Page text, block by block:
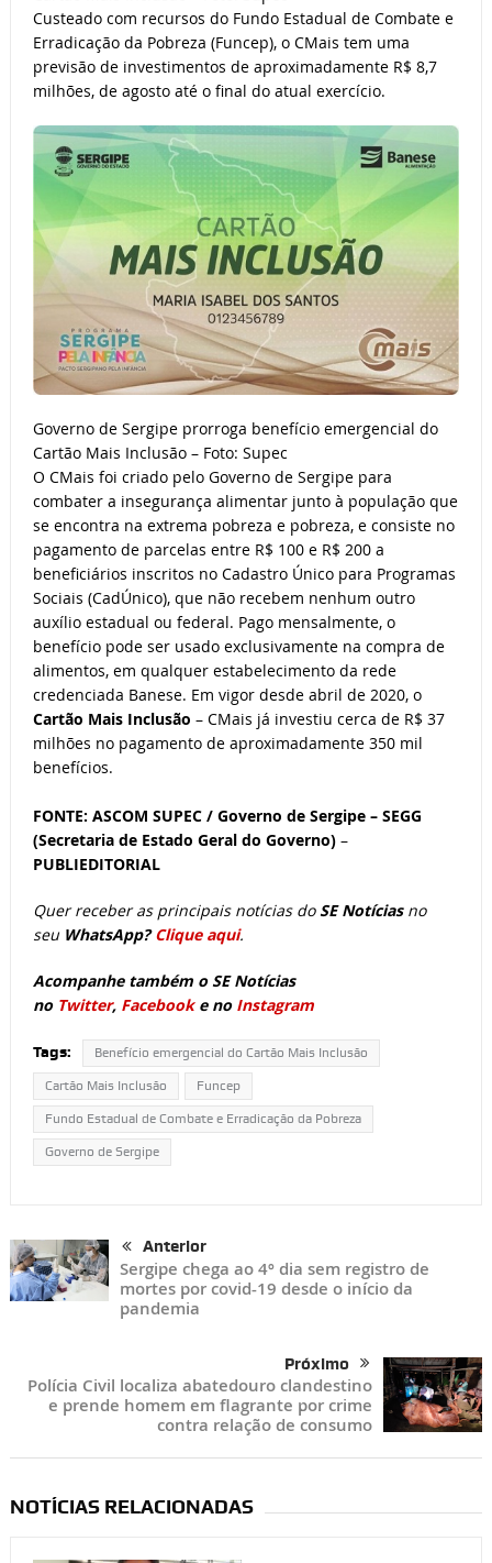
Custeado com recursos do Fundo Estadual de Combate e
Erradicação da Pobreza (Funcep), o CMais tem uma
previsão de investimentos de aproximadamente R$ 8,7
milhões, de agosto até o final do atual exercício.
Governo de Sergipe prorroga benefício emergencial do
Cartão Mais Inclusão – Foto: Supec
O CMais foi criado pelo Governo de Sergipe para
combater a insegurança alimentar junto à população que
se encontra na extrema pobreza e pobreza, e consiste no
pagamento de parcelas entre R$ 100 e R$ 200 a
beneficiários inscritos no Cadastro Único para Programas
Sociais (CadÚnico), que não recebem nenhum outro
auxílio estadual ou federal. Pago mensalmente, o
benefício pode ser usado exclusivamente na compra de
alimentos, em qualquer estabelecimento da rede
credenciada Banese. Em vigor desde abril de 2020, o
Cartão Mais Inclusão – CMais já investiu cerca de R$ 37
milhões no pagamento de aproximadamente 350 mil
benefícios.
FONTE: ASCOM SUPEC / Governo de Sergipe – SEGG
(Secretaria de Estado Geral do Governo)–
PUBLIEDITORIAL
Quer receber as principais notícias doSE Notíciasno
seu WhatsApp? Clique aqui.
Acompanhe também o SE Notícias
no Twitter, Facebooke no Instagram
Tags: Benefício emergencial do Cartão Mais Inclusão
Cartão Mais Inclusão Funcep
Fundo Estadual de Combate e Erradicação da Pobreza
Governo de Sergipe
Anterior
Sergipe chega ao 4º dia sem registro de
mortes por covid-19 desde o início da
pandemia
Próximo
Polícia Civil localiza abatedouro clandestino
e prende homem em flagrante por crime
contra relação de consumo
NOTÍCIAS RELACIONADAS